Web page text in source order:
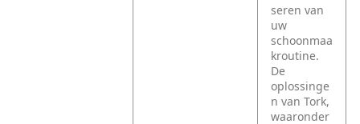
seren van
uw
schoonmaa
kroutine.
De
oplossinge
n van Tork,
waaronder